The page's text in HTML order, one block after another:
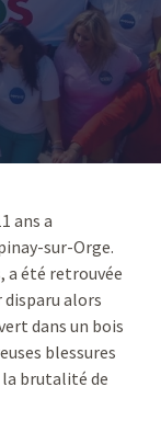
ans a
sur-Orge.
a été retrouvée
disparu alors
dans un bois
blessures
brutalité de